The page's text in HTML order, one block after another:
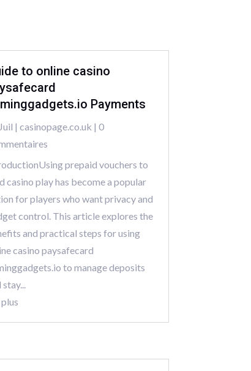
to online casino
Payments
| casinopage.co.uk | 0
prepaid vouchers to
casino play has become a popular
for players who want privacy and
control. This article explores the
and practical steps for using
casino paysafecard
to manage deposits
stay...